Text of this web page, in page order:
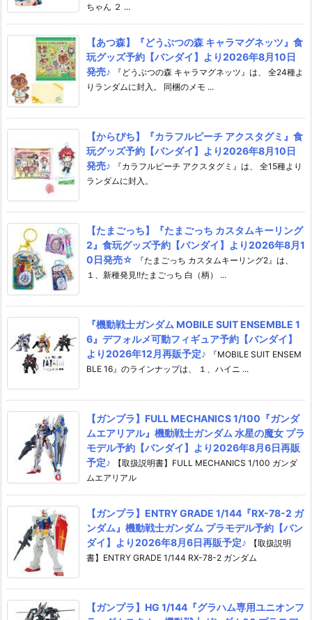
ちゃん ２ ...
【あつ森】『どうぶつの森 キャラマグネッツ』食
玩グッズ予約【バンダイ】より2026年8月10日
発売♪
『どうぶつの森 キャラマグネッツ』は、 全24種よ
りランダムに封入。 同梱のメモ ...
【からぴち】『カラフルピーチ アクスタグミ』食
玩グッズ予約【バンダイ】より2026年8月10日
発売♪
『カラフルピーチ アクスタグミ』は、 全15種より
ランダムに封入。
【たまごっち】『たまごっち カスタムキーリング
2』食玩グッズ予約【バンダイ】より2026年8月1
0日発売☆
『たまごっち カスタムキーリング2』は、
１、新種発見!!たまごっち 白（柄） ...
『機動戦士ガンダム MOBILE SUIT ENSEMBLE 1
6』デフォルメ可動フィギュア予約【バンダイ】
より2026年12月再販予定♪
『MOBILE SUIT ENSEM
BLE 16』のラインナップは、 １、ハイニ ...
【ガンプラ】FULL MECHANICS 1/100『ガンダ
ムエアリアル』機動戦士ガンダム 水星の魔女 プラ
モデル予約【バンダイ】より2026年8月6日再販
予定♪
【取扱説明書】FULL MECHANICS 1/100 ガンダ
ムエアリアル
【ガンプラ】ENTRY GRADE 1/144『RX-78-2 ガ
ンダム』機動戦士ガンダム プラモデル予約【バン
ダイ】より2026年8月6日再販予定♪
【取扱説明
書】ENTRY GRADE 1/144 RX-78-2 ガンダム
【ガンプラ】HG 1/144『グラハム専用ユニオンフ